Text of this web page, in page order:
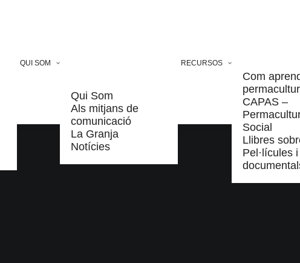
QUI SOM
Qui Som
Als mitjans de
comunicació
La Granja
Notícies
RECURSOS
Com
CAPAS –
Social
Llibres
Pel·lícules i